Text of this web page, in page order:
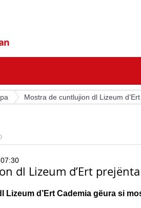
Mostra de cuntlujion dl Lizeum
dl Lizeum d’Ert
Lizeum d’Ert Cademia gëura si